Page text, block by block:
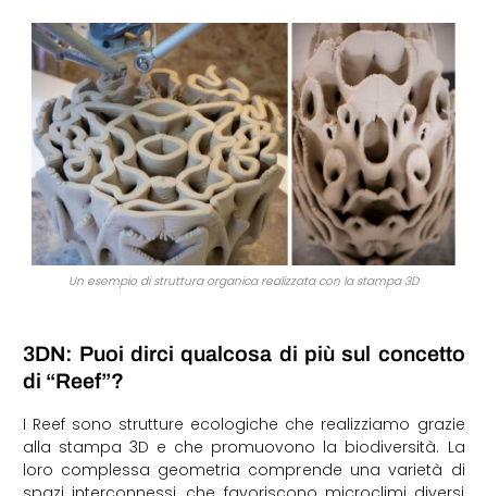
Un esempio di struttura organica realizzata con la stampa 3D
3DN: Puoi dirci qualcosa di più sul concetto
di “Reef”?
I Reef sono strutture ecologiche che realizziamo grazie
alla stampa 3D e che promuovono la biodiversità. La
loro complessa geometria comprende una varietà di